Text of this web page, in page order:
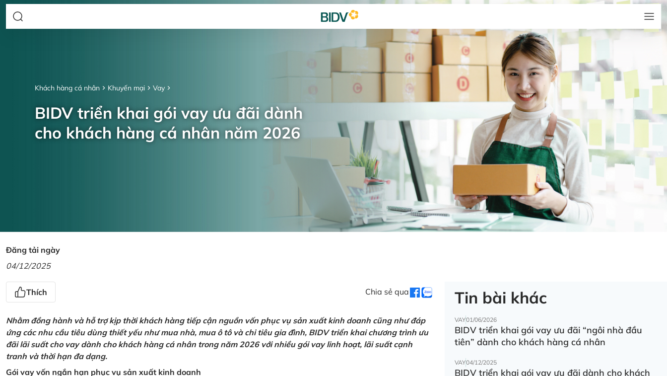
Khách hàng cá nhân Khuyến mại Vay
BIDV triển khai gói vay ưu đãi dành
cho khách hàng cá nhân năm 2026
Đăng tải ngày
04/12/2025
Thích Chia sẻ qua
Nhằm đồng hành và hỗ trợ kịp thời khách hàng tiếp cận nguồn vốn phục vụ sản xuất kinh doanh cũng như đáp
ứng các nhu cầu tiêu dùng thiết yếu như mua nhà, mua ô tô và chi tiêu gia đình, BIDV triển khai chương trình ưu
đãi lãi suất cho vay dành cho khách hàng cá nhân trong năm 2026 với nhiều gói vay linh hoạt, lãi suất cạnh
tranh và thời hạn đa dạng.
Gói vay vốn ngắn hạn phục vụ sản xuất kinh doanh
Tin bài khác
VAY01/06/2026
BIDV triển khai gói vay ưu đãi “ngôi nhà đầu
tiên” dành cho khách hàng cá nhân
VAY04/12/2025
BIDV triển khai gói vay ưu đãi dành cho khách